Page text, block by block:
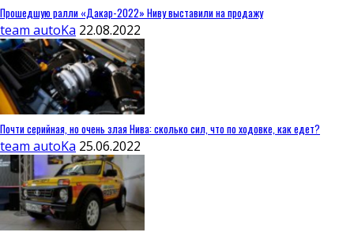
Прошедшую ралли «Дакар-2022» Ниву выставили на продажу
team autoKa 22.08.2022
Почти серийная, но очень злая Нива: сколько сил, что по ходовке, как едет?
team autoKa 25.06.2022